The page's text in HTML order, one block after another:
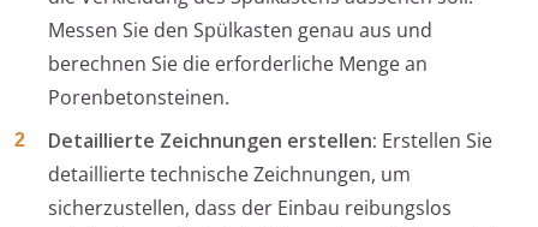
Messen Sie den Spülkasten genau aus und
berechnen Sie die erforderliche Menge an
Porenbetonsteinen.
Detaillierte Zeichnungen erstellen: Erstellen Sie
detaillierte technische Zeichnungen, um
sicherzustellen, dass der Einbau reibungslos